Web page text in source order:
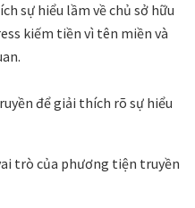
sự hiểu lầm về chủ sở hữu
kiếm tiền vì tên miền và
để giải thích rõ sự hiểu
trò của phương tiện truyền